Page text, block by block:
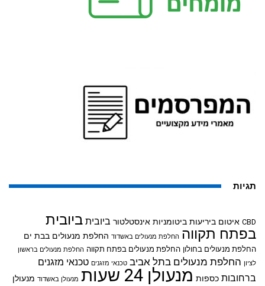
תגיות
CBD איטום ביריעות ביטומניות אינסטלטור ביובית ביובית
בפתח תקווה החלפת מנעולים באשדוד החלפת מנעולים בבת ים
החלפת מנעולים בחולון החלפת מנעולים בפתח תקווה החלפת מנעולים בראשון
לציון החלפת מנעולים בתל אביב טכנאי מזגנים טכנאי מזגנים
ברחובות כספות מנעולן 24 שעות מנעולן באשדוד מנעולן